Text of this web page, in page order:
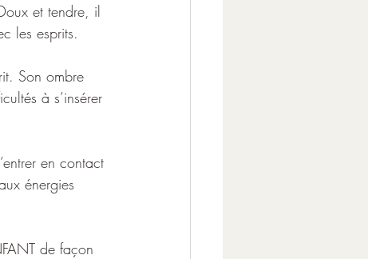
et tendre, il
les esprits.
Son ombre
à s’insérer
en contact
énergies
de façon